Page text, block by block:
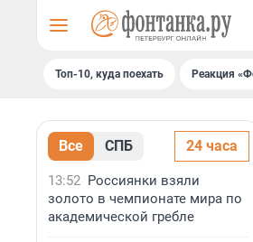
Топ-10, куда поехать Реакция
Все СПБ 24 часа
13:52 Россиянки взяли
золото в чемпионате мира по
академической гребле